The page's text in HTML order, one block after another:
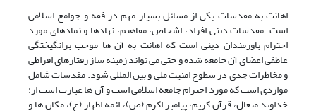
اهانت به مقدسات یکی از مسائل بسیار مهم در فقه و جوامع اسلامی
است. مقدسات دینی افراد، اشخاص، مفاهیم، نهادها و نمادهای مورد
احترام باورمندان دینی است که اهانت به آن ها موجب برانگیختگی
عاطفی اعضای آن جامعه شده و حتی می تواند زمینه ساز رفتارهای افراطی
و مخاطرات جدی در سطوح امنیت ملی و بین المللی شود. مقدسات شامل
مواردی است که مورد احترام جامعه اسلامی است و آن ها عبارت است از:
خداوند متعال، قرآن کریم، پیامبر اکرم (ص)، ائمه اطهار (ع)، مکان ها و